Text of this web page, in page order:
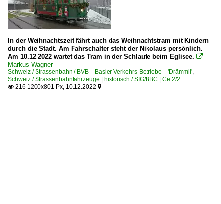
In der Weihnachtszeit fährt auch das Weihnachtstram mit Kindern
durch die Stadt. Am Fahrschalter steht der Nikolaus persönlich.
Am 10.12.2022 wartet das Tram in der Schlaufe beim Eglisee. 
Markus Wagner
Schweiz / Strassenbahn / BVB Basler Verkehrs-Betriebe 'Drämmli',
Schweiz / Strassenbahnfahrzeuge | historisch / SIG/BBC | Ce 2/2
 216 1200x801 Px, 10.12.2022 